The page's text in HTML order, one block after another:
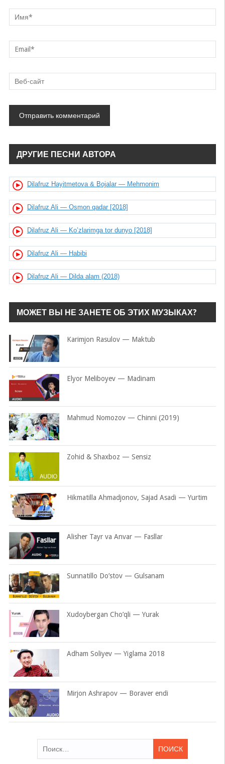
ДРУГИЕ ПЕСНИ АВТОРА
Dilafruz Hayitmetova & Bojalar — Mehmonim
Dilafruz Ali — Osmon qadar [2018]
Dilafruz Ali — Ko’zlarimga tor dunyo [2018]
Dilafruz Ali — Habibi
Dilafruz Ali — Dilda alam (2018)
МОЖЕТ ВЫ НЕ ЗАНЕТЕ ОБ ЭТИХ МУЗЫКАХ?
Karimjon Rasulov — Maktub
Elyor Meliboyev — Madinam
Mahmud Nomozov — Chinni (2019)
Zohid & Shaxboz — Sensiz
Hikmatilla Ahmadjonov, Sajad Asadi — Yurtim
Alisher Tayr va Anvar — Fasllar
Sunnatillo Do’stov — Gulsanam
Xudoybergan Cho’qli — Yurak
Adham Soliyev — Yiglama 2018
Mirjon Ashrapov — Boraver endi